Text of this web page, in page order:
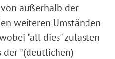
außerhalb der
weiteren Umständen
"all dies" zulasten
der "(deutlichen)